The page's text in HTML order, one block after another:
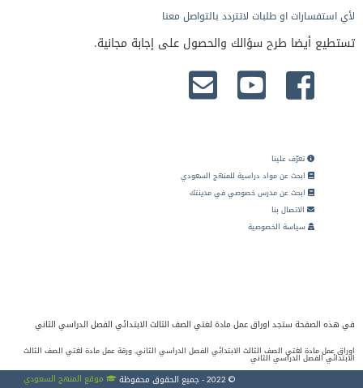
لأي استفسارات او طلبات لاتتردد بالتواصل معنا
تستطيع أيضا طرح سؤالك والحصول على إجابة مجانية.
تعرّف علينا
ابحث عن مواد دراسية للمنهج السعودي
ابحث عن مدرس خصوصي في مدينتك
الاتصال بنا
سياسة الخصوصية
في هذه الصفحة ستجد اوراق عمل مادة لغتي الصف الثالث الابتدائي الفصل الدراسي الثاني
اوراق عمل مادة لغتي الصف الثالث الابتدائي الفصل الدراسي الثاني, ورقة عمل مادة لغتي الصف الثالث
الابتدائي الفصل الدراسي الثاني
© 2022 - جميع الحقوق محفوظة موقع المنهج السعودي